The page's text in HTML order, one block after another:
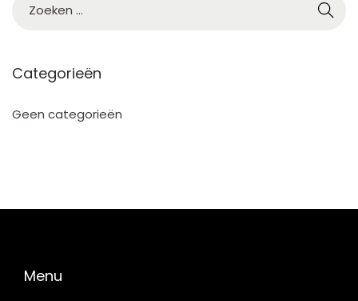
Categorieën
Geen categorieën
Menu